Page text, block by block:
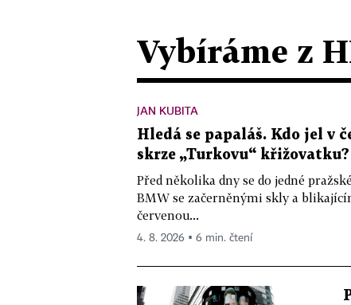
Vybíráme z
JAN KUBITA
Hledá se papaláš. Kdo jel v
skrze „Turkovu“ křižovatku?
Před několika dny se do jedné
BMW se začerněnými skly a
červenou...
4. 8. 2026 ▪ 6 min. čtení